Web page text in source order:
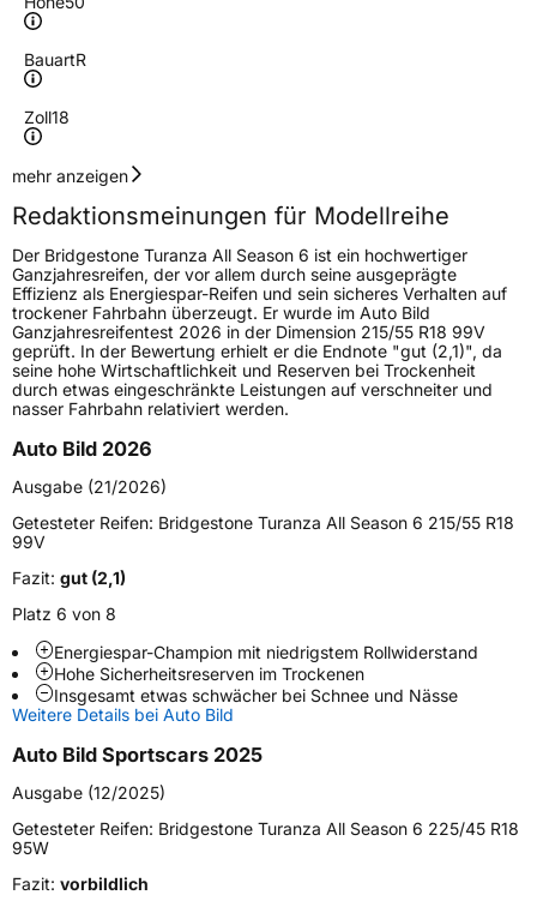
BauartR
Zoll18
Geschwindigkeitsindex
Höchstgeschwindigkeit
270 km/h
Lastindex92
Höchstlast630 kg
Generelle Merkmale
Fahrzeugtyp
PKW
VerwendungGanzjahresreifen
ModellnameTuranza All Season 6
FahrzeugartPKW & SUV
Weitere Eigenschaften
SchlauchtypTL
ZustandNeureifen
M+S Ja
VerstärktXL
Elektro
mehr anzeigen
Redaktionsmeinungen für Modellreihe
Der Bridgestone Turanza All Season 6 ist ein hochwertiger
Ganzjahresreifen, der vor allem durch seine ausgeprägte
Effizienz als Energiespar-Reifen und sein sicheres Verhalten auf
trockener Fahrbahn überzeugt. Er wurde im Auto Bild
Ganzjahresreifentest 2026 in der Dimension 215/55 R18 99V
geprüft. In der Bewertung erhielt er die Endnote "gut (2,1)", da
seine hohe Wirtschaftlichkeit und Reserven bei Trockenheit
durch etwas eingeschränkte Leistungen auf verschneiter und
nasser Fahrbahn relativiert werden.
Auto Bild 2026
Ausgabe (21/2026)
Getesteter Reifen: Bridgestone Turanza All Season 6 215/55 R18
99V
Fazit: gut (2,1)
Platz 6 von 8
Energiespar-Champion mit niedrigstem Rollwiderstand
Hohe Sicherheitsreserven im Trockenen
Insgesamt etwas schwächer bei Schnee und Nässe
Weitere Details bei Auto Bild
Auto Bild Sportscars 2025
Ausgabe (12/2025)
Getesteter Reifen: Bridgestone Turanza All Season 6 225/45 R18
95W
Fazit: vorbildlich